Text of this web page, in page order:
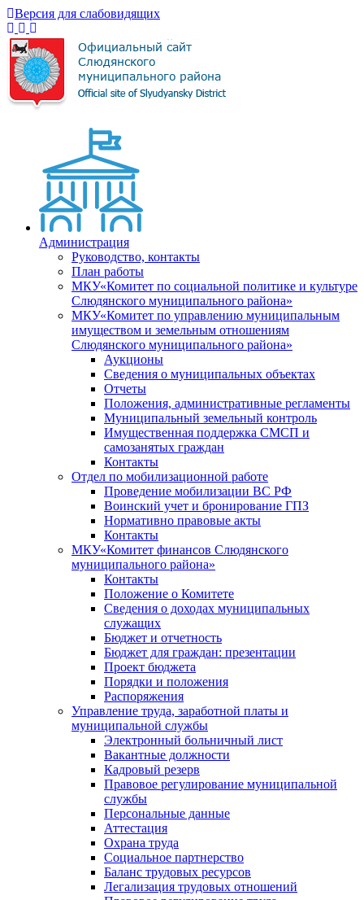
Версия для слабовидящих
Администрация
Руководство, контакты
План работы
МКУ«Комитет по социальной политике и культуре
Слюдянского муниципального района»
МКУ«Комитет по управлению муниципальным
имуществом и земельным отношениям
Слюдянского муниципального района»
Аукционы
Сведения о муниципальных объектах
Отчеты
Положения, административные регламенты
Муниципальный земельный контроль
Имущественная поддержка СМСП и
самозанятых граждан
Контакты
Отдел по мобилизационной работе
Проведение мобилизации ВС РФ
Воинский учет и бронирование ГПЗ
Нормативно правовые акты
Контакты
МКУ«Комитет финансов Слюдянского
муниципального района»
Контакты
Положение о Комитете
Сведения о доходах муниципальных
служащих
Бюджет и отчетность
Бюджет для граждан: презентации
Проект бюджета
Порядки и положения
Распоряжения
Управление труда, заработной платы и
муниципальной службы
Электронный больничный лист
Вакантные должности
Кадровый резерв
Правовое регулирование муниципальной
службы
Персональные данные
Аттестация
Охрана труда
Социальное партнерство
Баланс трудовых ресурсов
Легализация трудовых отношений